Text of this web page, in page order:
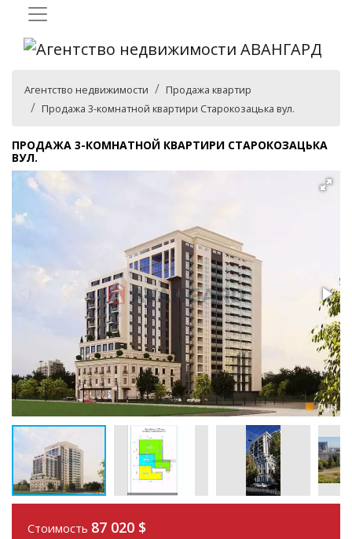
Агентство недвижимости
Продажа квартир
Продажа 3-комнатной квартири Старокозацька вул.
ПРОДАЖА 3-КОМНАТНОЙ КВАРТИРИ СТАРОКОЗАЦЬКА
ВУЛ.
Стоимость 87 020 $